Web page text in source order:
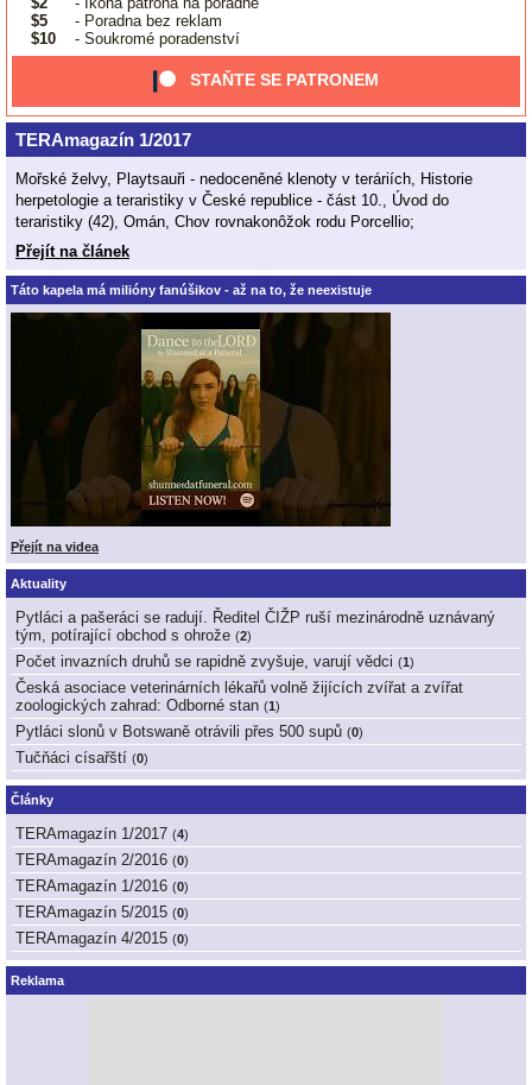
$5
- Poradna bez reklam
$10
- Soukromé poradenství
STAŇTE SE PATRONEM
TERAmagazín 1/2017
Mořské želvy, Playtsauři - nedoceněné klenoty v teráriích, Historie
herpetologie a teraristiky v České republice - část 10., Úvod do
teraristiky (42), Omán, Chov rovnakonôžok rodu Porcellio;
Přejít na článek
Táto kapela má milióny fanúšikov - až na to, že neexistuje
Přejít na videa
Aktuality
Pytláci a pašeráci se radují. Ředitel ČIŽP ruší mezinárodně uznávaný
tým, potírající obchod s ohrože (2)
Počet invazních druhů se rapidně zvyšuje, varují vědci (1 )
Česká asociace veterinárních lékařů volně žijících zvířat a zvířat
zoologických zahrad: Odborné stan (1 )
Pytláci slonů v Botswaně otrávili přes 500 supů (0)
Tučňáci císařští (0)
Články
TERAmagazín 1/2017 (4)
TERAmagazín 2/2016 (0)
TERAmagazín 1/2016 (0)
TERAmagazín 5/2015 (0)
TERAmagazín 4/2015 (0)
Reklama